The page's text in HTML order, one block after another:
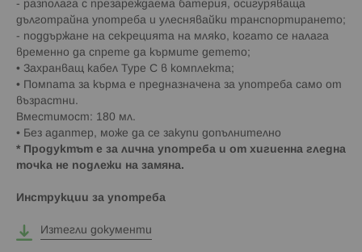
- разполага с презареждаема батерия, осигуряваща
дълготрайна употреба и улеснявайки транспортирането;
- поддържане на секрецията на мляко, когато се налага
временно да спрете да кърмите детето;
• Захранващ кабел Type C в комплекта;
• Помпата за кърма е предназначена за употреба само от
възрастни.
Вместимост: 180 мл.
• Без адаптер, може да се закупи допълнително
* Продуктът е за лична употреба и от хигиенна гледна
точка не подлежи на замяна.
Инструкции за употреба
Изтегли документи